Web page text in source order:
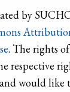
by
. The rights
respective
would like